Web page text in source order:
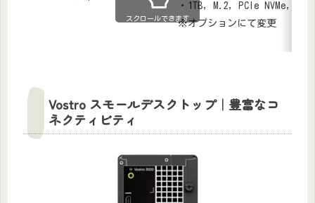
・1TB, M.2, PCIe NVMe, SSD
※オプションにて変更
スクロールできます
Vostro スモールデスクトップ｜豊富なコ
ネクティビティ